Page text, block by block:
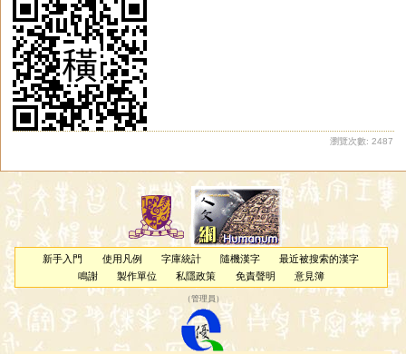
瀏覽次數: 2487
新手入門 使用凡例 字庫統計 隨機漢字
最近被搜索的漢字
鳴謝
製作單位 私隱政策 免責聲明 意見簿
（管理員 ）